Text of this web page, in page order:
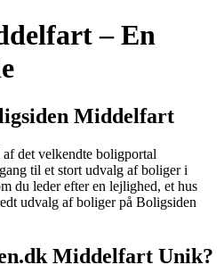
– En
Middelfart
det velkendte boligportal
til et stort udvalg af boliger i
du leder efter en lejlighed, et hus
udvalg af boliger på Boligsiden
Middelfart Unik?